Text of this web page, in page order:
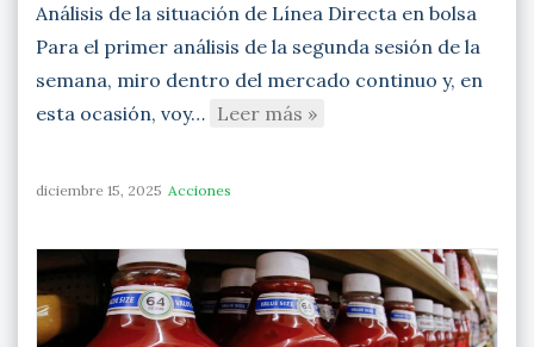
Análisis de la situación de Línea Directa en bolsa
Para el primer análisis de la segunda sesión de la
semana, miro dentro del mercado continuo y, en
esta ocasión, voy… Leer más »
diciembre 15, 2025 Acciones